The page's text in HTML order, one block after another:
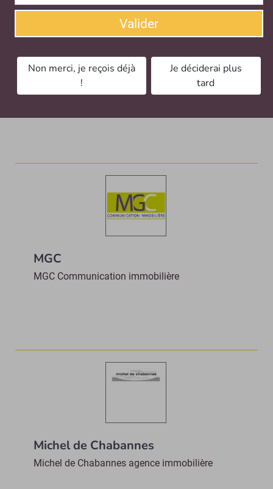
MesDépanneurs
Vos artisans de confiance en urgence ou sur
MGC
MGC Communication immobilière
Michel de Chabannes
Michel de Chabannes agence immobilière
Valider
Non merci, je reçois déjà
!
Je déciderai plus
tard